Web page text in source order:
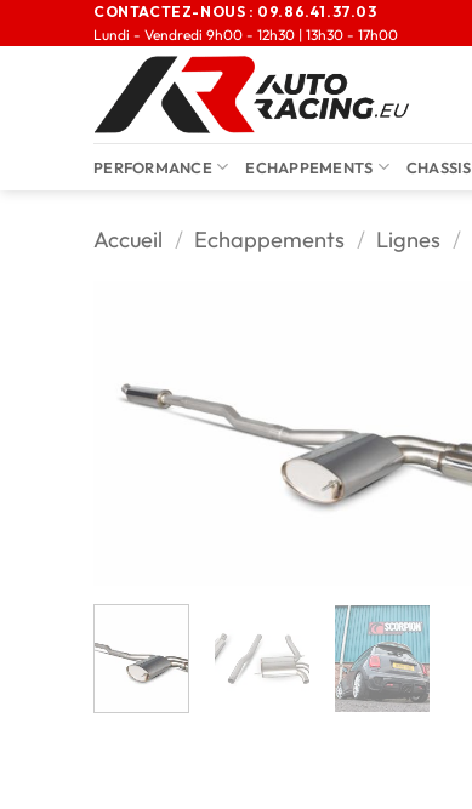
CONTACTEZ-NOUS : 09.86.41.37.03
Lundi - Vendredi 9h00 - 12h30 | 13h30 - 17h00
PERFORMANCE ECHAPPEMENTS CHASSIS
Accueil / Echappements / Lignes /